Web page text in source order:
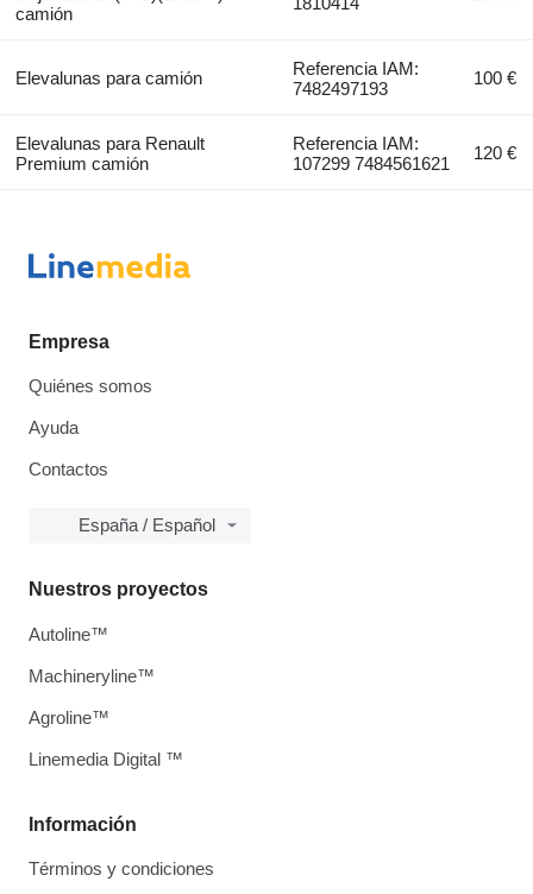
camión
Elevalunas para camión
Referencia IAM:
7482497193
100 €
Elevalunas para Renault
Premium camión
Referencia IAM:
107299 7484561621
120 €
Empresa
Quiénes somos
Ayuda
Contactos
España / Español
Información
Términos y condiciones
Nuestros proyectos
Autoline™
Machineryline™
Agroline™
Linemedia Digital ™